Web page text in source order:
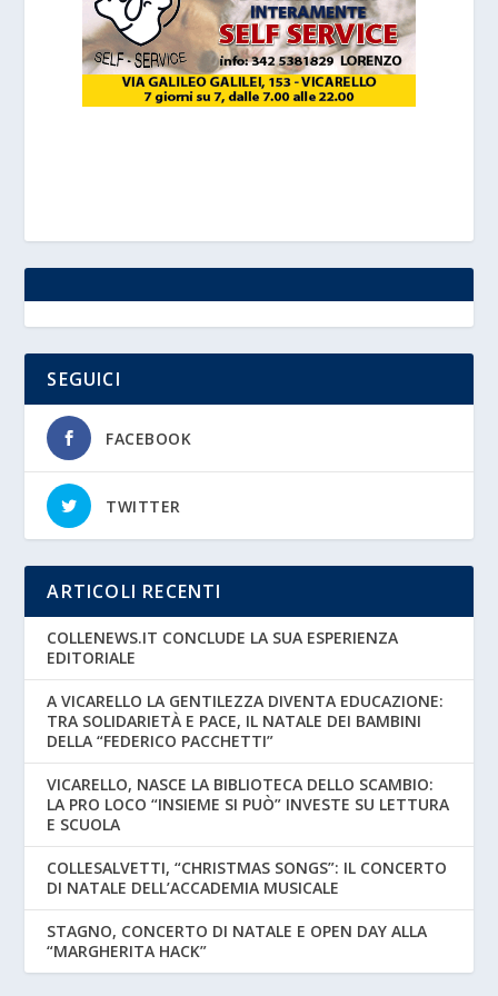
SEGUICI
FACEBOOK
TWITTER
ARTICOLI RECENTI
COLLENEWS.IT CONCLUDE LA SUA ESPERIENZA
EDITORIALE
A VICARELLO LA GENTILEZZA DIVENTA EDUCAZIONE:
TRA SOLIDARIETÀ E PACE, IL NATALE DEI BAMBINI
DELLA “FEDERICO PACCHETTI”
VICARELLO, NASCE LA BIBLIOTECA DELLO SCAMBIO:
LA PRO LOCO “INSIEME SI PUÒ” INVESTE SU LETTURA
E SCUOLA
COLLESALVETTI, “CHRISTMAS SONGS”: IL CONCERTO
DI NATALE DELL’ACCADEMIA MUSICALE
STAGNO, CONCERTO DI NATALE E OPEN DAY ALLA
“MARGHERITA HACK”